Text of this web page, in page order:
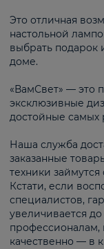
Это отличная
настольной
выбрать подарок
доме.
«ВамСвет» — это
эксклюзивные
достойные самых
Наша служба
заказанные
техники
Кстати, если
специалистов,
увеличивается
профессионалам,
качественно — в